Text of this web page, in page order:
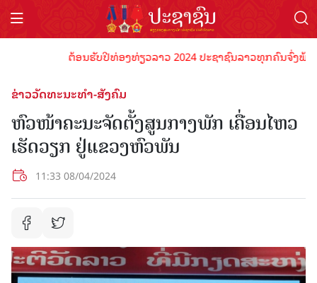
ຕ້ອນຮັບປີທ່ອງທ່ຽວລາວ 2024 ປະຊາຊົນລາວທຸກຄົນຈົ່ງພ້ອ
ຂ່າວວັດທະນະທຳ-ສັງຄົມ
ຫົວໜ້າຄະນະຈັດຕັ້ງສູນກາງພັກ ເຄື່ອນໄຫວ
ເຮັດວຽກ ຢູ່ແຂວງຫົວພັນ
11:33 08/04/2024